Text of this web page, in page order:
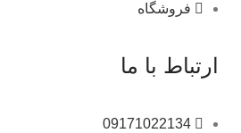
فروشگاه
ارتباط با ما
09171022134